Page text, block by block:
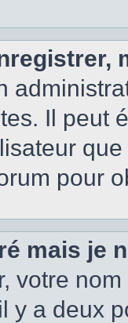
Il peut
pour
mais je
votre
y a deux